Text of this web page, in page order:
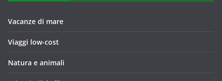
Vacanze di mare
Viaggi low-cost
Natura e animali